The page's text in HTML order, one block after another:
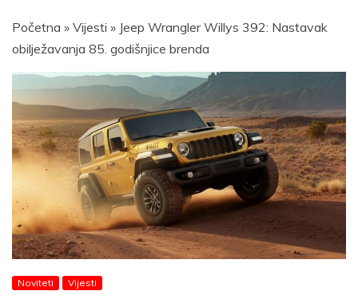
Početna » Vijesti » Jeep Wrangler Willys 392: Nastavak
obilježavanja 85. godišnjice brenda
Noviteti Vijesti